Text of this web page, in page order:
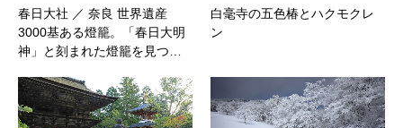
春日大社 ／ 奈良 世界遺産
3000基ある燈籠。「春日大明
神」と刻まれた燈籠を見つ…
白毫寺の五色椿とハクモクレ
ン